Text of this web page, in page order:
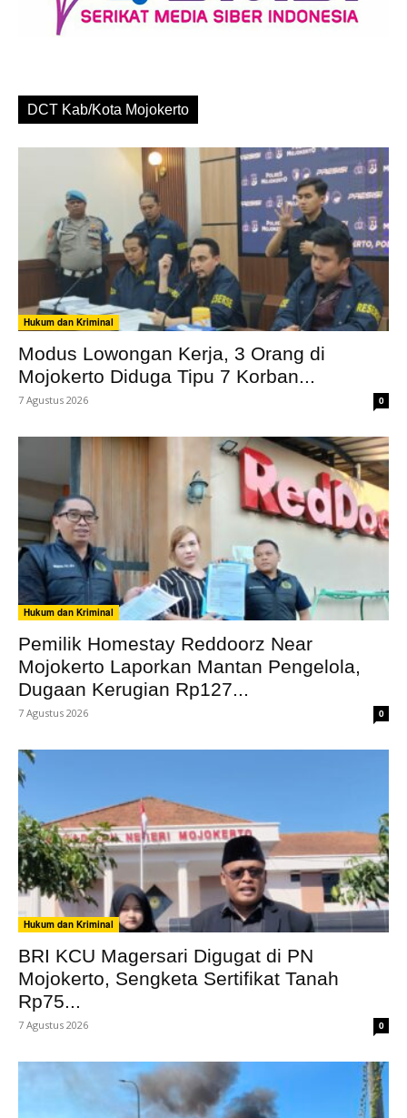
DCT Kab/Kota Mojokerto
Hukum dan Kriminal
Modus Lowongan Kerja, 3 Orang di
Mojokerto Diduga Tipu 7 Korban...
7 Agustus 2026 0
Hukum dan Kriminal
Pemilik Homestay Reddoorz Near
Mojokerto Laporkan Mantan Pengelola,
Dugaan Kerugian Rp127...
7 Agustus 2026 0
Hukum dan Kriminal
BRI KCU Magersari Digugat di PN
Mojokerto, Sengketa Sertifikat Tanah
Rp75...
7 Agustus 2026 0